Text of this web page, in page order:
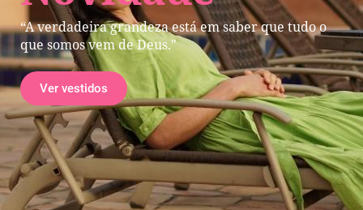
“A verdadeira grandeza está em saber que tudo o
que somos vem de Deus."
Ver vestidos